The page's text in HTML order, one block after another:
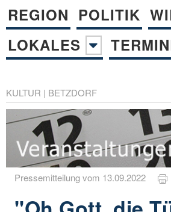
REGION POLITIK
LOKALES
KULTUR | BETZDORF
Pressemitteilung vom 13.09.2022